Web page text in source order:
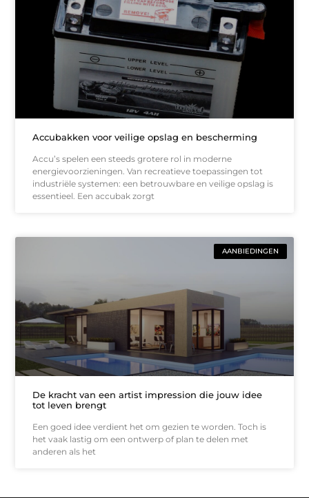
Accubakken voor veilige opslag en bescherming
Accu’s spelen een steeds grotere rol in moderne
energievoorzieningen. Van recreatieve toepassingen tot
industriële systemen: een betrouwbare en veilige opslag is
essentieel. Een accubak zorgt
AANBIEDINGEN
De kracht van een artist impression die jouw idee
tot leven brengt
Een goed idee verdient het om gezien te worden. Toch is
het vaak lastig om een ontwerp of plan te delen met
anderen als het